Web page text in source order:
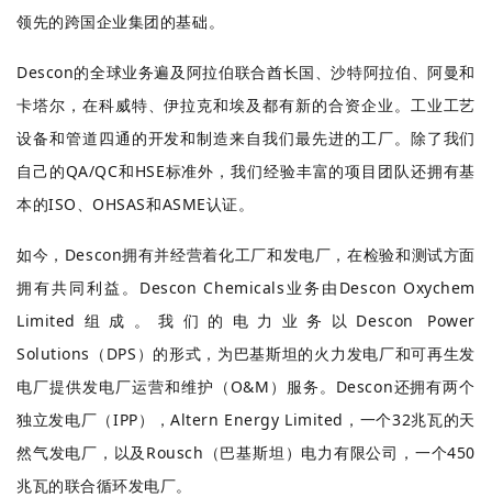
领先的跨国企业集团的基础。
Descon的全球业务遍及阿拉伯联合酋长国、沙特阿拉伯、阿曼和
卡塔尔，在科威特、伊拉克和埃及都有新的合资企业。工业工艺
设备和管道四通的开发和制造来自我们最先进的工厂。除了我们
自己的QA/QC和HSE标准外，我们经验丰富的项目团队还拥有基
本的ISO、OHSAS和ASME认证。
如今，Descon拥有并经营着化工厂和发电厂，在检验和测试方面
拥有共同利益。Descon Chemicals业务由Descon Oxychem
Limited组成。我们的电力业务以Descon Power
Solutions（DPS）的形式，为巴基斯坦的火力发电厂和可再生发
电厂提供发电厂运营和维护（O&M）服务。Descon还拥有两个
独立发电厂（IPP），Altern Energy Limited，一个32兆瓦的天
然气发电厂，以及Rousch（巴基斯坦）电力有限公司，一个450
兆瓦的联合循环发电厂。